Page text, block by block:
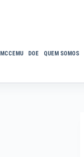
MCCEMU DOE QUEM SOMOS